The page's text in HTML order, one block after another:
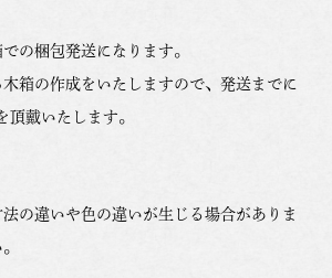
の梱包発送になります。
箱の作成をいたしますので、発送までに
戴いたします。
の違いや色の違いが生じる場合がありま